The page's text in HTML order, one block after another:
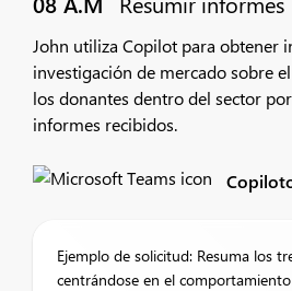
John utiliza Copilot para obtener
investigación de mercado sobre
los donantes dentro del sector
informes recibidos.
Ejemplo de solicitud: Resuma los
centrándose en el